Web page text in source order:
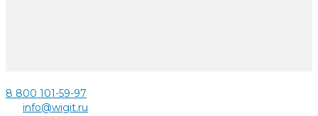
8 800 101-59-97
info@wigit.ru